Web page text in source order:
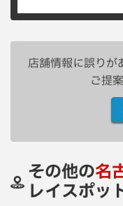
店舗情報に誤りが
ご提
その他の名
レイスポッ